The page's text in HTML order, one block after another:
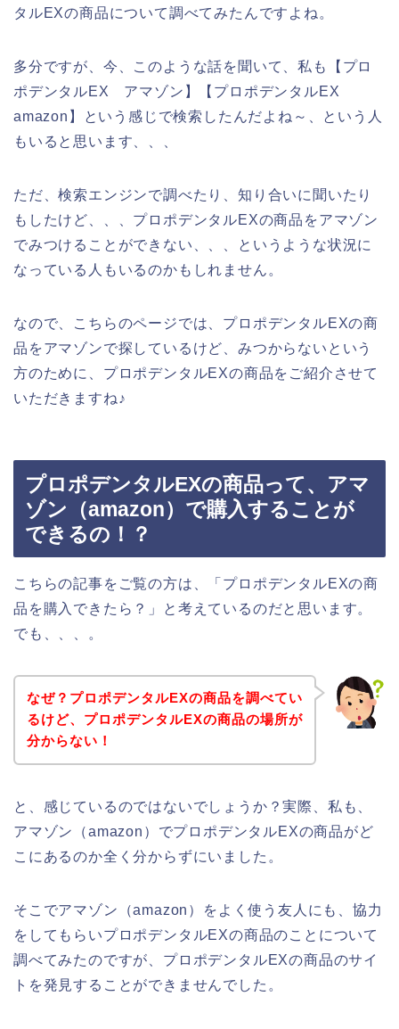
タルEXの商品について調べてみたんですよね。
多分ですが、今、このような話を聞いて、私も【プロ
ポデンタルEX アマゾン】【プロポデンタルEX
amazon】という感じで検索したんだよね～、という人
もいると思います、、、
ただ、検索エンジンで調べたり、知り合いに聞いたり
もしたけど、、、プロポデンタルEXの商品をアマゾン
でみつけることができない、、、というような状況に
なっている人もいるのかもしれません。
なので、こちらのページでは、プロポデンタルEXの商
品をアマゾンで探しているけど、みつからないという
方のために、プロポデンタルEXの商品をご紹介させて
いただきますね♪
プロポデンタルEXの商品って、アマ
ゾン（amazon）で購入することが
できるの！？
こちらの記事をご覧の方は、「プロポデンタルEXの商
品を購入できたら？」と考えているのだと思います。
でも、、、。
なぜ？プロポデンタルEXの商品を調べてい
るけど、プロポデンタルEXの商品の場所が
分からない！
と、感じているのではないでしょうか？実際、私も、
アマゾン（amazon）でプロポデンタルEXの商品がど
こにあるのか全く分からずにいました。
そこでアマゾン（amazon）をよく使う友人にも、協力
をしてもらいプロポデンタルEXの商品のことについて
調べてみたのですが、プロポデンタルEXの商品のサイ
トを発見することができませんでした。